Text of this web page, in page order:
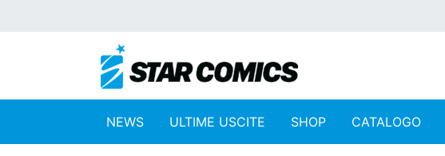
NEWS ULTIME USCITE SHOP CATALOGO